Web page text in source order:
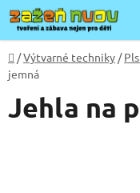
Přejít
na
obsah
Domů
/Výtvarné techniky /
jemná
Jehla na